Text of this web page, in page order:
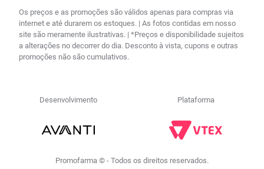
Os preços e as promoções são válidos apenas para compras via
internet e até durarem os estoques. | As fotos contidas em nosso
site são meramente ilustrativas. | *Preços e disponibilidade sujeitos
a alterações no decorrer do dia. Desconto à vista, cupons e outras
promoções não são cumulativos.
Desenvolvimento Plataforma
Promofarma © - Todos os direitos reservados.